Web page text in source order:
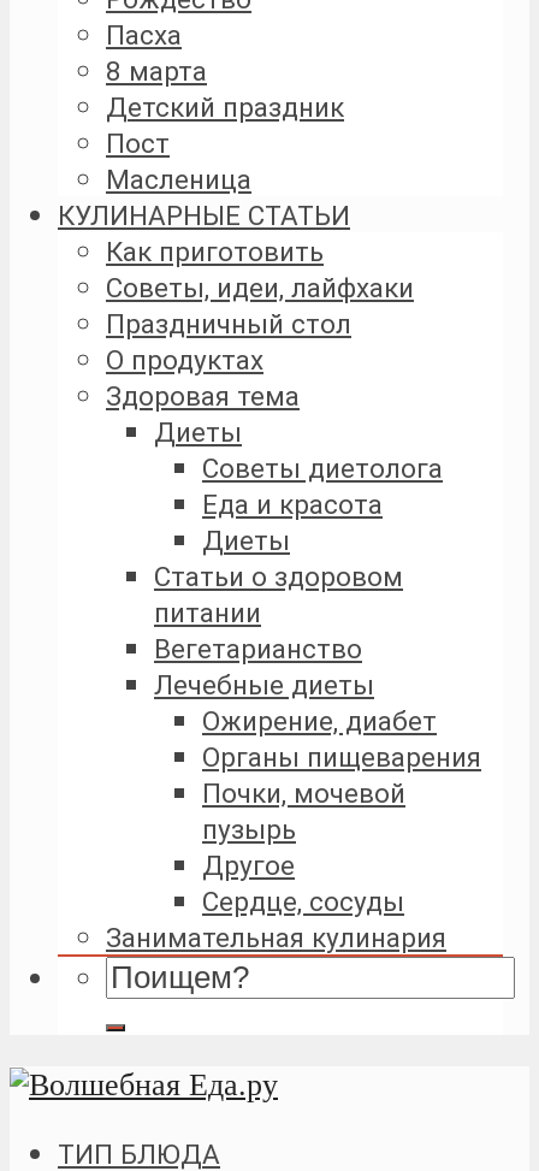
Пасха
8 марта
Детский праздник
Пост
Масленица
КУЛИНАРНЫЕ СТАТЬИ
Как приготовить
Советы, идеи, лайфхаки
Праздничный стол
О продуктах
Здоровая тема
Диеты
Советы диетолога
Еда и красота
Диеты
Статьи о здоровом
питании
Вегетарианство
Лечебные диеты
Ожирение, диабет
Органы пищеварения
Почки, мочевой
пузырь
Другое
Сердце, сосуды
Занимательная кулинария
ТИП БЛЮДА